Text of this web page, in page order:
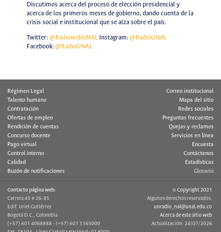
Discutimos acerca del proceso de elección presidencial y
acerca de los primeros meses de gobierno, dando cuenta de la
crisis social e institucional que se alza sobre el país.
Twitter: @RadiowebUNALInstagram: @RadioUNAL
Facebook: @RadioUNAL
Régimen Legal
Talento humano
Contratación
Ofertas de empleo
Rendición de cuentas
Concurso docente
Pago virtual
Control interno
Calidad
Buzón de notificaciones
Correo institucional
Mapa del sitio
Redes sociales
Preguntas frecuentes
Quejas y reclamos
Servicios en línea
Encuesta
Contáctenos
Estadísticas
Glosario
Contacto página web:
Carrera 45 # 26-85
Edif. Uriel Gutiérrez
Bogotá D.C., Colombia
(+57) 601 4068888 - (+57) 601 3165000
© Copyright 2021
Algunos derechos reservados.
unradio_nal@unal.edu.co
Acerca de este sitio web
Actualización: 24/07/2026